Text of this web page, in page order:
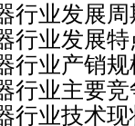
发展周
业发展特
业产销规
主要竞
业技术现